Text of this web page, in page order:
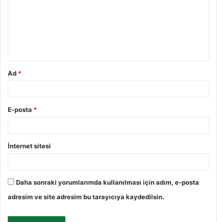
Ad *
E-posta *
İnternet sitesi
Daha sonraki yorumlarımda kullanılması için adım, e-posta
adresim ve site adresim bu tarayıcıya kaydedilsin.